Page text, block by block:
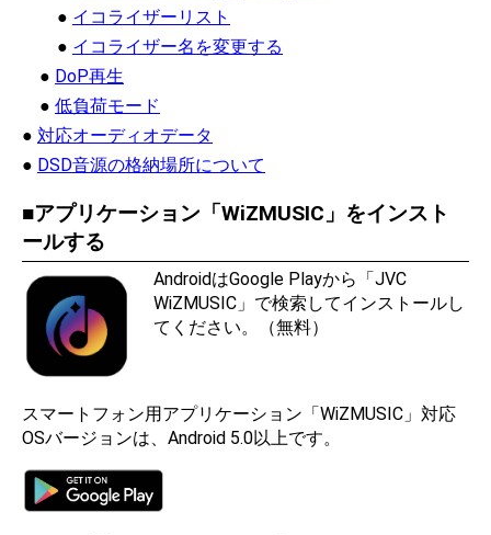
イコライザーリスト
イコライザー名を変更する
DoP再生
低負荷モード
対応オーディオデータ
DSD音源の格納場所について
アプリケーション「WiZMUSIC」をインスト
ールする
AndroidはGoogle Playから「JVC
WiZMUSIC」で検索してインストールし
てください。（無料）
スマートフォン用アプリケーション「WiZMUSIC」対応
OSバージョンは、Android 5.0以上です。